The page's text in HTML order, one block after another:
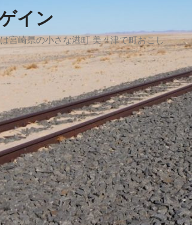
イン
宮崎県の小さな港町 美々津で町おこし